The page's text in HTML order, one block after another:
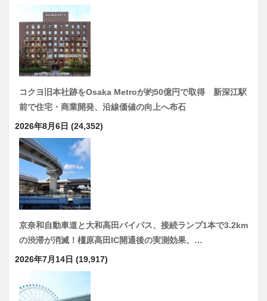
コクヨ旧本社跡をOsaka Metroが約50億円で取得 新深江駅
前で住宅・商業開発、沿線価値の向上へ布石
2026年8月6日 (24,352)
京奈和自動車道と大和高田バイパス、接続ランプ1本で3.2km
の渋滞が消滅！橿原高田IC開通後の実測効果、…
2026年7月14日 (19,917)